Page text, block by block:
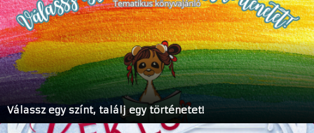
Válassz egy színt, találj egy történetet!